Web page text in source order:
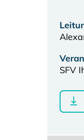
SFV